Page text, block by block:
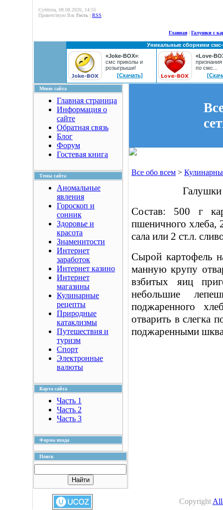
Суббота, 08.08.2026, 14:55
Приветствую Вас Гость | RSS
Главная | Галушки с
Уникальные сборники
«Joke-BOX»:
смс приколы и
розыгрыши!
[Скачать]
«Love-
по смс...
Меню сайта
Главная страница
Информация о
сайте
Обратная связь
Блог
Форум
Гостевая книга
Темы сайта
Аномальные
явления
Гороскоп и
сонник
Здоровье и
красота
Знаменитости
Интернет
заработок
Интернет казино
Интернет
магазины
Кулинарные
рецепты
Природные
катаклизмы
Путешествия и
туризм
Спорт
Электронные
валюты
Карта сайта
Часть 1
Часть 2
Часть 3
Форма входа
Поиск
Все обо всем >
Галушки
Состав: 500 г
пшеничного хлеба,
сала или 2 ст.л.
Сырой картофель
манную крупу
взбитых яиц
небольшие
поджаренного
отварить в слегка
поджаренными
Copyright